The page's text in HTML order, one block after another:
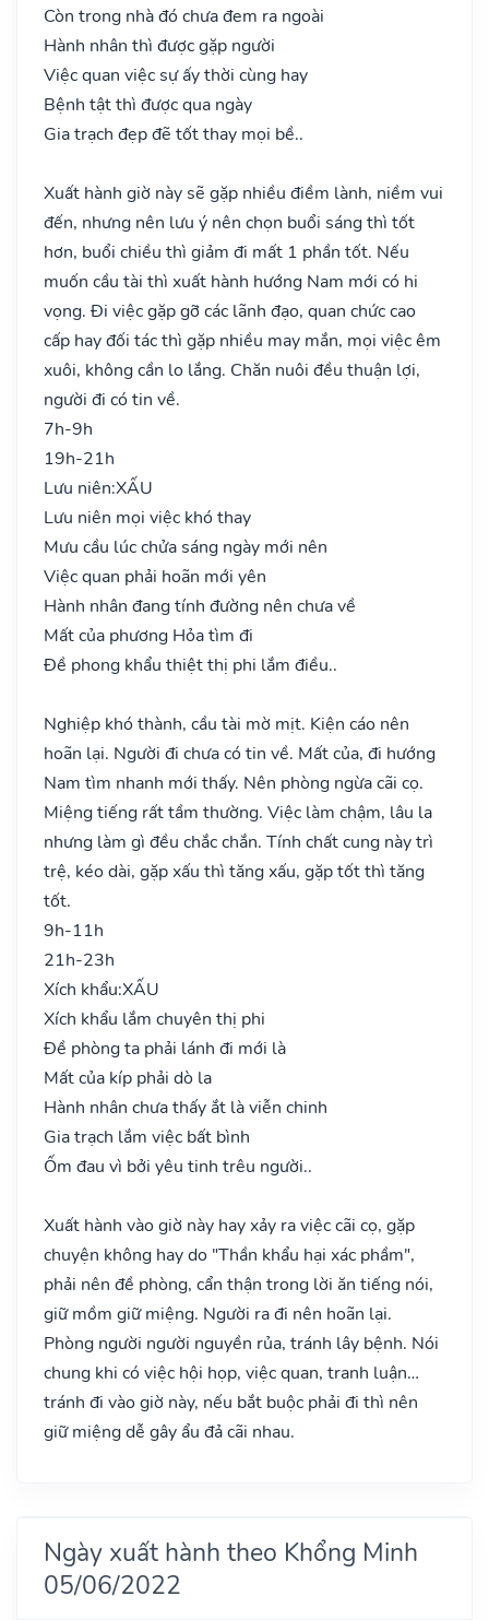
Còn trong nhà đó chưa đem ra ngoài
Hành nhân thì được gặp người
Việc quan việc sự ấy thời cùng hay
Bệnh tật thì được qua ngày
Gia trạch đẹp đẽ tốt thay mọi bề..
Xuất hành giờ này sẽ gặp nhiều điềm lành, niềm vui
đến, nhưng nên lưu ý nên chọn buổi sáng thì tốt
hơn, buổi chiều thì giảm đi mất 1 phần tốt. Nếu
muốn cầu tài thì xuất hành hướng Nam mới có hi
vọng. Đi việc gặp gỡ các lãnh đạo, quan chức cao
cấp hay đối tác thì gặp nhiều may mắn, mọi việc êm
xuôi, không cần lo lắng. Chăn nuôi đều thuận lợi,
người đi có tin về.
7h-9h
19h-21h
Lưu niên:XẤU
Lưu niên mọi việc khó thay
Mưu cầu lúc chửa sáng ngày mới nên
Việc quan phải hoãn mới yên
Hành nhân đang tính đường nên chưa về
Mất của phương Hỏa tìm đi
Đề phong khẩu thiệt thị phi lắm điều..
Nghiệp khó thành, cầu tài mờ mịt. Kiện cáo nên
hoãn lại. Người đi chưa có tin về. Mất của, đi hướng
Nam tìm nhanh mới thấy. Nên phòng ngừa cãi cọ.
Miệng tiếng rất tầm thường. Việc làm chậm, lâu la
nhưng làm gì đều chắc chắn. Tính chất cung này trì
trệ, kéo dài, gặp xấu thì tăng xấu, gặp tốt thì tăng
tốt.
9h-11h
21h-23h
Xích khẩu:XẤU
Xích khẩu lắm chuyên thị phi
Đề phòng ta phải lánh đi mới là
Mất của kíp phải dò la
Hành nhân chưa thấy ắt là viễn chinh
Gia trạch lắm việc bất bình
Ốm đau vì bởi yêu tinh trêu người..
Xuất hành vào giờ này hay xảy ra việc cãi cọ, gặp
chuyện không hay do "Thần khẩu hại xác phầm",
phải nên đề phòng, cẩn thận trong lời ăn tiếng nói,
giữ mồm giữ miệng. Người ra đi nên hoãn lại.
Phòng người người nguyền rủa, tránh lây bệnh. Nói
chung khi có việc hội họp, việc quan, tranh luận…
tránh đi vào giờ này, nếu bắt buộc phải đi thì nên
giữ miệng dễ gây ẩu đả cãi nhau.
Ngày xuất hành theo Khổng Minh
05/06/2022